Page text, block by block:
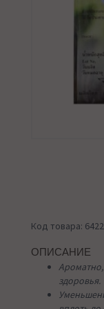
Код товара: 6422
ОПИСАНИЕ
здоровья.